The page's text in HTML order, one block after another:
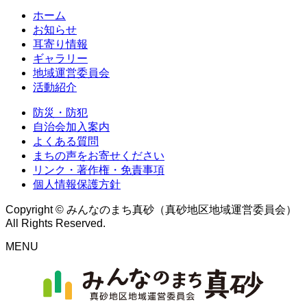
ホーム
お知らせ
耳寄り情報
ギャラリー
地域運営委員会
活動紹介
防災・防犯
自治会加入案内
よくある質問
まちの声をお寄せください
リンク・著作権・免責事項
個人情報保護方針
Copyright © みんなのまち真砂（真砂地区地域運営委員会）
All Rights Reserved.
MENU